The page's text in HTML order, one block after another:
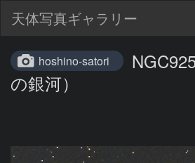
天体写真ギャラリー
hoshino-satori
の銀河）